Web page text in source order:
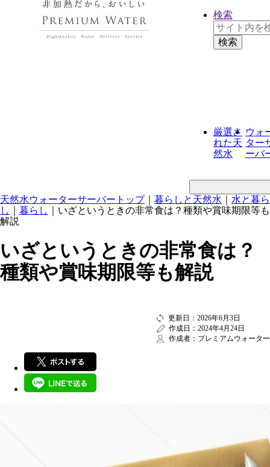
厳選さ
れた天
然水
ウォ
ター
ーバ
検索
天然水ウォーターサーバートップ｜ 暮らしと天然水
水と暮ら
し
暮らし
いざというときの非常食は？種類や賞味期限等も
解説
いざというときの非常食は？
種類や賞味期限等も解説
更新日：2026年6月3日
作成日：2024年4月24日
作成者：プレミアムウォーター